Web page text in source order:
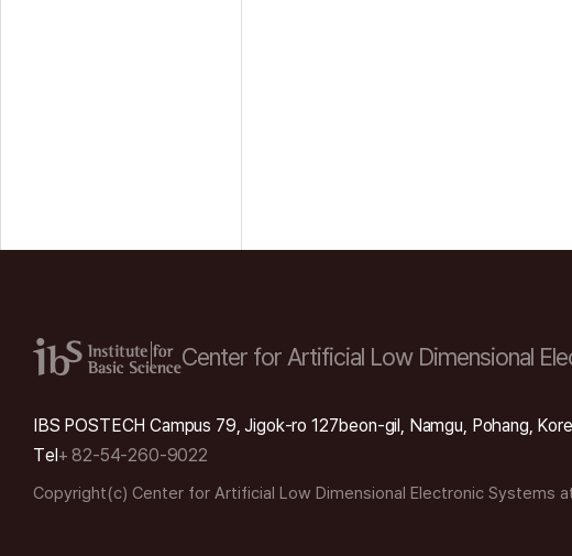
Center for Artificial LowDimensional
IBS POSTECH Campus 79, Jigok-ro 127beon-gil, Namgu, Pohang,
Tel+ 82-54-260-9022
Copyright(c) Center for Artificial Low Dimensional Electronic Systems